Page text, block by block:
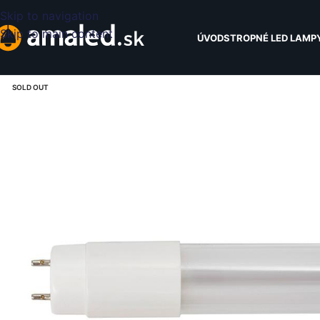
Skip to navigation
Skip to main content
ÚVODSTROPNÉ LED
SOLD OUT